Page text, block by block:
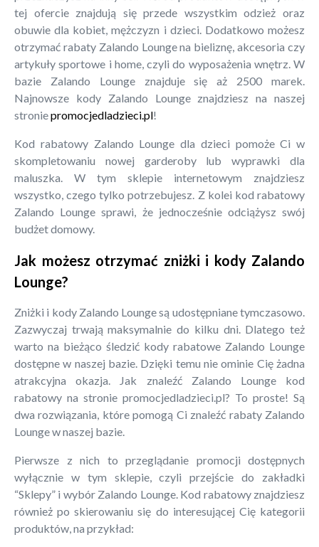
tej ofercie znajdują się przede wszystkim odzież oraz
obuwie dla kobiet, mężczyzn i dzieci. Dodatkowo możesz
otrzymać rabaty Zalando Lounge na bieliznę, akcesoria czy
artykuły sportowe i home, czyli do wyposażenia wnętrz. W
bazie Zalando Lounge znajduje się aż 2500 marek.
Najnowsze kody Zalando Lounge znajdziesz na naszej
stroniepromocjedladzieci.pl!
Kod rabatowy Zalando Lounge dla dzieci pomoże Ci w
skompletowaniu nowej garderoby lub wyprawki dla
maluszka. W tym sklepie internetowym znajdziesz
wszystko, czego tylko potrzebujesz. Z kolei kod rabatowy
Zalando Lounge sprawi, że jednocześnie odciążysz swój
budżet domowy.
Jak możesz otrzymać zniżki i kody Zalando
Lounge?
Zniżki i kody Zalando Lounge są udostępniane tymczasowo.
Zazwyczaj trwają maksymalnie do kilku dni. Dlatego też
warto na bieżąco śledzić kody rabatowe Zalando Lounge
dostępne w naszej bazie. Dzięki temu nie ominie Cię żadna
atrakcyjna okazja. Jak znaleźć Zalando Lounge kod
rabatowy na stronie promocjedladzieci.pl? To proste! Są
dwa rozwiązania, które pomogą Ci znaleźć rabaty Zalando
Lounge w naszej bazie.
Pierwsze z nich to przeglądanie promocji dostępnych
wyłącznie w tym sklepie, czyli przejście do zakładki
“Sklepy” i wybór Zalando Lounge. Kod rabatowy znajdziesz
również po skierowaniu się do interesującej Cię kategorii
produktów, na przykład: